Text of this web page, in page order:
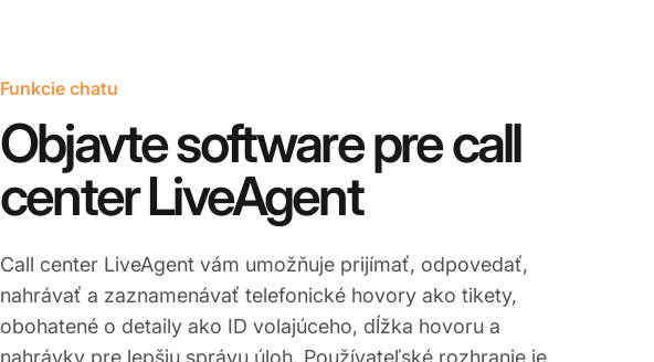
Funkcie chatu
Objavte software pre call
center LiveAgent
Call center LiveAgent vám umožňuje prijímať, odpovedať,
nahrávať a zaznamenávať telefonické hovory ako tikety,
obohatené o detaily ako ID volajúceho, dĺžka hovoru a
nahrávky pre lepšiu správu úloh. Používateľské rozhranie je